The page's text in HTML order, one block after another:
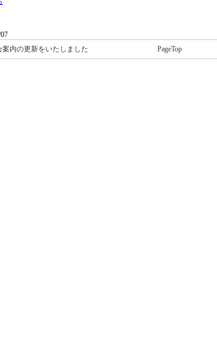
案内の更新をいたしました
PageTop